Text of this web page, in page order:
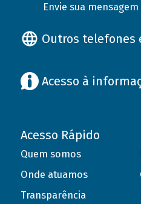
Envie sua mensagem
Outros telefones
Acesso à
Acesso Rápido
Quem somos
Onde atuamos
Transparência